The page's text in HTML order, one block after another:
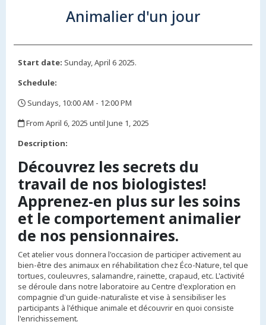
Animalier d'un jour
Start date: Sunday, April 6 2025.
Schedule:
Sundays, 10:00 AM - 12:00 PM
From April 6, 2025 until June 1, 2025
Description:
Découvrez les secrets du
travail de nos biologistes!
Apprenez-en plus sur les soins
et le comportement animalier
de nos pensionnaires.
Cet atelier vous donnera l'occasion de participer activement au
bien-être des animaux en réhabilitation chez Éco-Nature, tel que
tortues, couleuvres, salamandre, rainette, crapaud, etc. L'activité
se déroule dans notre laboratoire au Centre d'exploration en
compagnie d'un guide-naturaliste et vise à sensibiliser les
participants à l'éthique animale et découvrir en quoi consiste
l'enrichissement.